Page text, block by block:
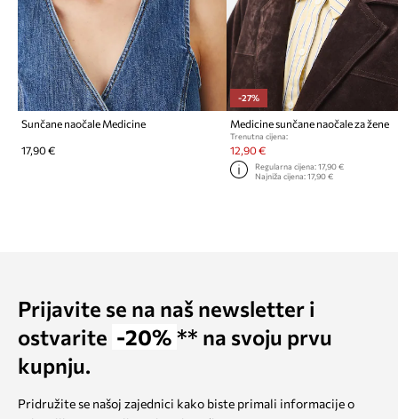
Sunčane naočale Medicine
17,90 €
-27%
Medicine sunčane naočale za žene
Trenutna cijena:
12,90 €
Regularna cijena: 17,90 €
Najniža cijena: 17,90 €
Prijavite se na naš newsletter i
ostvarite -20% ** na svoju prvu
kupnju.
Pridružite se našoj zajednici kako biste primali informacije o